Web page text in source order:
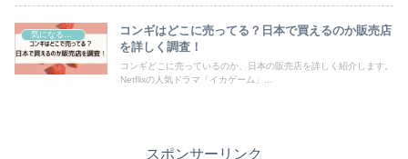
コンギはどこに売ってる？日本で買えるのか販売店
を詳しく調査！
コンギどこに売っているのか、日本の販売店を詳しく紹介します。
Netflixの人気ドラマ「イカゲーム」...
スポンサーリンク